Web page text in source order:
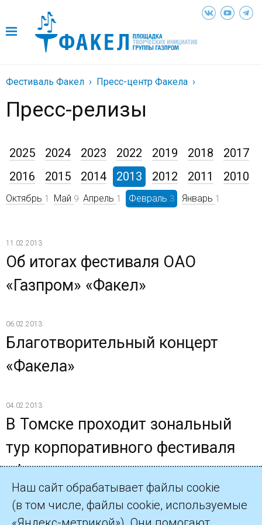
Фестиваль Факел Пресс-центр Факела
Пресс-релизы
2025 2024 2023 2022 2019 2018
2017
2016
2015 2014 2013
Октябрь 1 Май 9 Апрель 1 Февраль 3 Январь 1
2012 2011 2010
11.02.2013
Об итогах фестиваля ОАО
«Газпром» «Факел»
06.02.2013
Благотворительный концерт
«Факела»
04.02.2013
В Томске проходит зональный
тур корпоративного фестиваля
«Факел»
Наш сайт обрабатывает файлы cookie
(в том числе, файлы cookie, используемые